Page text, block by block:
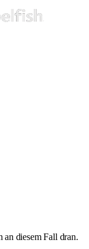
an diesem Fall dran.